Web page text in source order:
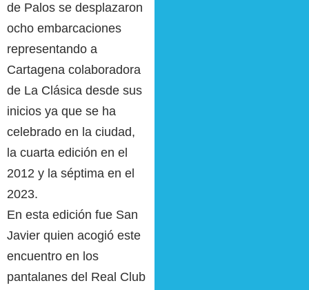
de Palos se desplazaron
ocho embarcaciones
representando a
Cartagena colaboradora
de La Clásica desde sus
inicios ya que se ha
celebrado en la ciudad,
la cuarta edición en el
2012 y la séptima en el
2023.
En esta edición fue San
Javier quien acogió este
encuentro en los
pantalanes del Real Club